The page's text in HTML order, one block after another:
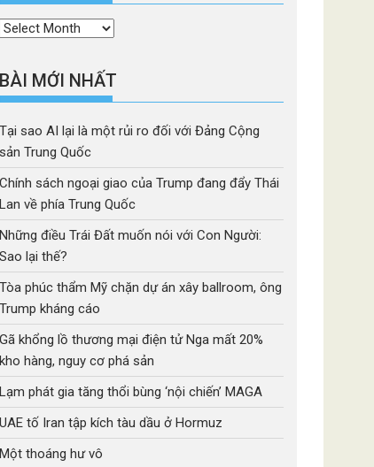
Thời
BÀI MỚI NHẤT
Tại sao AI lại là một rủi ro đối với Đảng Cộng
sản Trung Quốc
Chính sách ngoại giao của Trump đang đẩy Thái
Lan về phía Trung Quốc
Những điều Trái Đất muốn nói với Con Người:
Sao lại thế?
Tòa phúc thẩm Mỹ chặn dự án xây ballroom, ông
Trump kháng cáo
Gã khổng lồ thương mại điện tử Nga mất 20%
kho hàng, nguy cơ phá sản
Lạm phát gia tăng thổi bùng ‘nội chiến’ MAGA
UAE tố Iran tập kích tàu dầu ở Hormuz
Một thoáng hư vô